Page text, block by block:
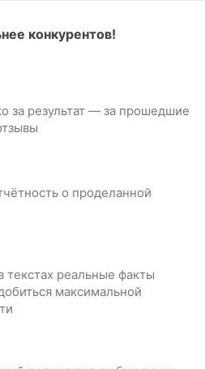
конкурентов!
за результат — за прошедшие
о проделанной
текстах реальные факты
максимальной